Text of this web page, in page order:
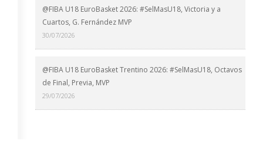
@FIBA U18 EuroBasket 2026: #SelMasU18, Victoria y a
Cuartos, G. Fernández MVP
30/07/2026
@FIBA U18 EuroBasket Trentino 2026: #SelMasU18, Octavos
de Final, Previa, MVP
29/07/2026